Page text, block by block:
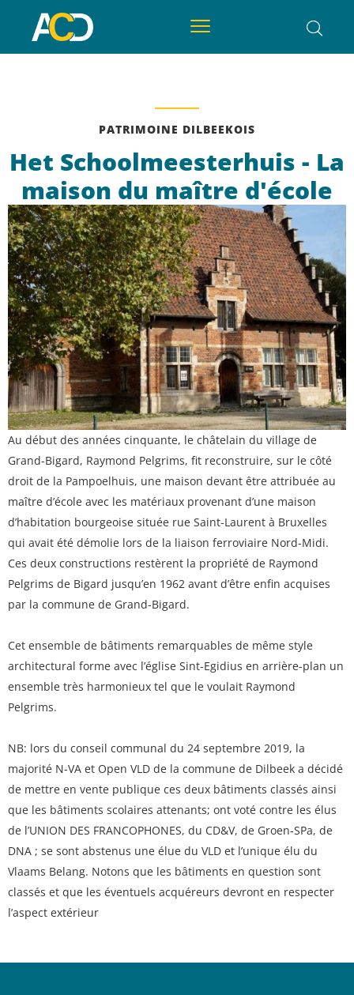
PATRIMOINE DILBEEKOIS
Het Schoolmeesterhuis - La
maison du maître d'école
Au début des années cinquante, le châtelain du village de
Grand-Bigard, Raymond Pelgrims, fit reconstruire, sur le côté
droit de la Pampoelhuis, une maison devant être attribuée au
maître d’école avec les matériaux provenant d’une maison
d’habitation bourgeoise située rue Saint-Laurent à Bruxelles
qui avait été démolie lors de la liaison ferroviaire Nord-Midi.
Ces deux constructions restèrent la propriété de Raymond
Pelgrims de Bigard jusqu’en 1962 avant d’être enfin acquises
par la commune de Grand-Bigard.
Cet ensemble de bâtiments remarquables de même style
architectural forme avec l’église Sint-Egidius en arrière-plan un
ensemble très harmonieux tel que le voulait Raymond
Pelgrims.
NB: lors du conseil communal du 24 septembre 2019, la
majorité N-VA et Open VLD de la commune de Dilbeek a décidé
de mettre en vente publique ces deux bâtiments classés ainsi
que les bâtiments scolaires attenants; ont voté contre les élus
de l’UNION DES FRANCOPHONES, du CD&V, de Groen-SPa, de
DNA ; se sont abstenus une élue du VLD et l’unique élu du
Vlaams Belang. Notons que les bâtiments en question sont
classés et que les éventuels acquéreurs devront en respecter
l’aspect extérieur